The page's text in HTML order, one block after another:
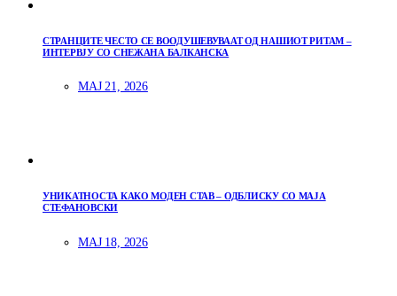
СТРАНЦИТЕ ЧЕСТО СЕ ВООДУШЕВУВААТ ОД НАШИОТ РИТАМ –
ИНТЕРВЈУ СО СНЕЖАНА БАЛКАНСКА
МАЈ 21, 2026
УНИКАТНОСТА КАКО МОДЕН СТАВ – ОДБЛИСКУ СО МАЈА
СТЕФАНОВСКИ
МАЈ 18, 2026